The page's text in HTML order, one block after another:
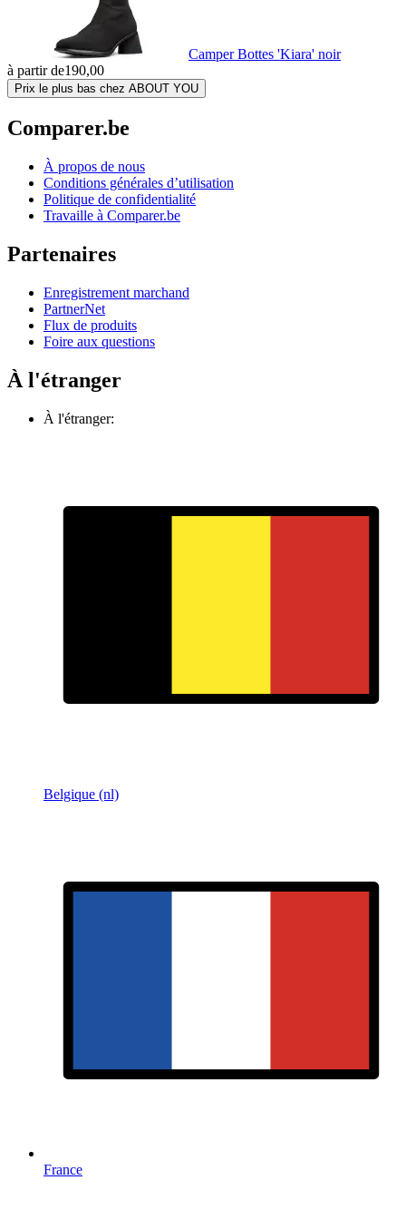
Camper Bottes 'Kiara' noir
à partir de190,00
Prix le plus bas chez ABOUT YOU
Comparer.be
À propos de nous
Conditions générales d’utilisation
Politique de confidentialité
Travaille à Comparer.be
Partenaires
Enregistrement marchand
PartnerNet
Flux de produits
Foire aux questions
À l'étranger
À l'étranger:
Belgique (nl)
France